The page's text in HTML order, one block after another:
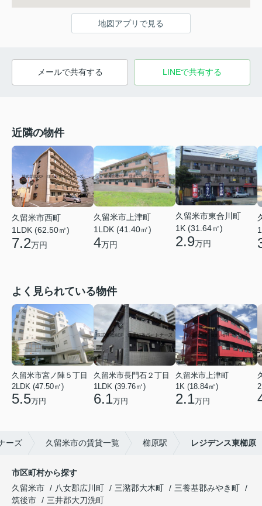
地図アプリで見る
メールで共有する LINEで共有する
近隣の物件
久留米市西町
1LDK (62.50㎡)
7.2万円
久留米市上津町
1LDK (41.40㎡)
4万円
久留米市東合川町
1K (31.64㎡)
2.9万円
よく見られている物件
久留米市宮ノ陣５丁目
2LDK (47.50㎡)
5.5万円
久留米市長門石２丁目
1LDK (39.76㎡)
6.1万円
久留米市上津町
1K (18.84㎡)
2.1万円
ーズ 久留米市の賃貸一覧 櫛原駅 レジデンス東櫛原
市区町村から探す
久留米市
八女郡広川町 三潴郡大木町
三養基郡みやき町
筑後市
三井郡大刀洗町